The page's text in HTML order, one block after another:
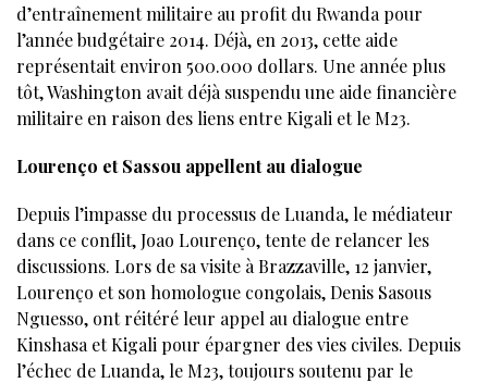
d’entraînement militaire au profit du Rwanda pour
l’année budgétaire 2014. Déjà, en 2013, cette aide
représentait environ 500.000 dollars. Une année plus
tôt, Washington avait déjà suspendu une aide financière
militaire en raison des liens entre Kigali et le M23.
Lourenço et Sassou appellent au dialogue
Depuis l’impasse du processus de Luanda, le médiateur
dans ce conflit, Joao Lourenço, tente de relancer les
discussions. Lors de sa visite à Brazzaville, 12 janvier,
Lourenço et son homologue congolais, Denis Sasous
Nguesso, ont réitéré leur appel au dialogue entre
Kinshasa et Kigali pour épargner des vies civiles. Depuis
l’échec de Luanda, le M23, toujours soutenu par le